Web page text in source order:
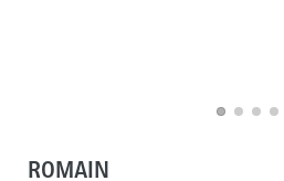
ROMAIN